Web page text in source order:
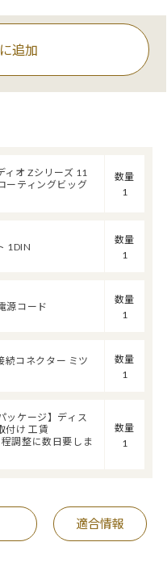
追加
ィオ Zシリーズ 11
ーティングビッグ
数量
1
1DIN
数量
1
源コード
数量
1
続コネクター ミツ
数量
1
ッケージ】ディス
付け 工賃
調整に数日要しま
数量
1
適合情報